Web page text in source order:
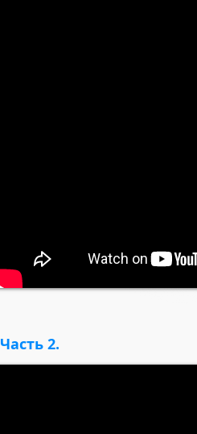
Часть 2.